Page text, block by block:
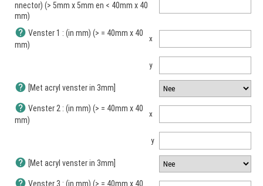
nnector) (> 5mm x 5mm en < 40mm x 40
mm)
help Venster 1 : (in mm) (> = 40mm x 40
mm)
x
y
help [Met acryl venster in 3mm]
help Venster 2 : (in mm) (> = 40mm x 40
mm)
x
y
help [Met acryl venster in 3mm]
help Venster 3 : (in mm) (> = 40mm x 40